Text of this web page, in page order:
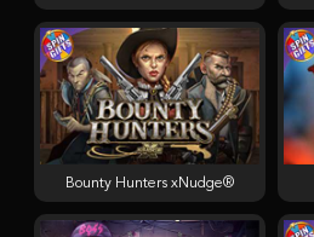
Bounty Hunters xNudge®